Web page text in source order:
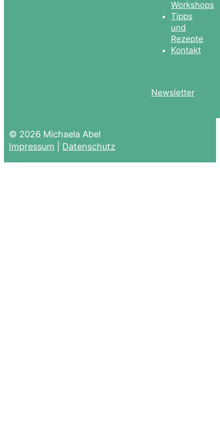
Workshops
Tipps
und
Rezepte
Kontakt
Newsletter
© 2026 Michaela Abel
Impressum
Datenschutz